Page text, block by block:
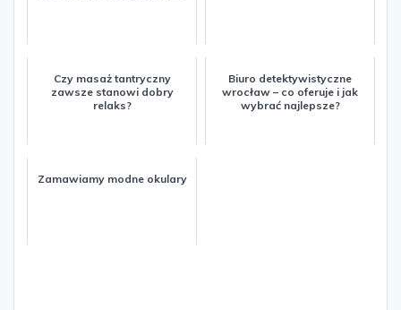
Czy masaż tantryczny
zawsze stanowi dobry
relaks?
Biuro detektywistyczne
wrocław – co oferuje i jak
wybrać najlepsze?
Zamawiamy modne okulary